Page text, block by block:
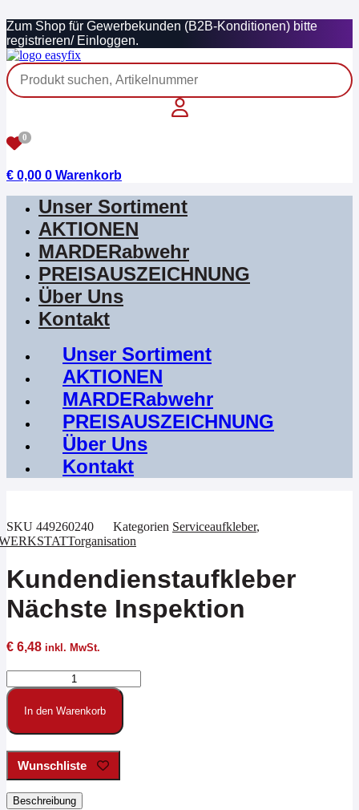
Inhalt
springen
Zum Shop für Gewerbekunden (B2B-Konditionen) bitte
registrieren/ Einloggen.
0
€ 0,00 0 Warenkorb
Unser Sortiment
AKTIONEN
MARDERabwehr
PREISAUSZEICHNUNG
Über Uns
Kontakt
Unser Sortiment
AKTIONEN
MARDERabwehr
PREISAUSZEICHNUNG
Über Uns
Kontakt
SKU 449260240 Kategorien Serviceaufkleber,
Kundendienstaufkleber
Nächste Inspektion
€ 6,48 inkl. MwSt.
Kundendienstaufkleber
Nächste
Inspektion
In den Warenkorb
Wunschliste
Beschreibung